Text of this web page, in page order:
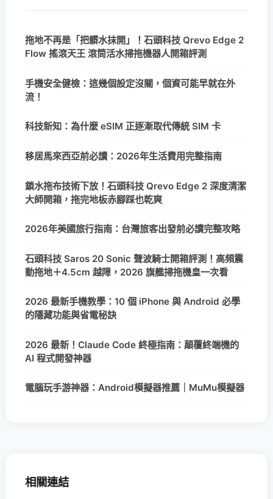
拖地不再是「把髒水抹開」！石頭科技 Qrevo Edge 2
Flow 搖滾天王 滾筒活水掃拖機器人開箱評測
手機安全健檢：這幾個設定沒關，個資可能早就在外
流！
科技新知：為什麼 eSIM 正逐漸取代傳統 SIM 卡
移居馬來西亞前必讀：2026年生活費用完整指南
鎖水拖布技術下放！石頭科技 Qrevo Edge 2 深度清潔
大師開箱，拖完地板赤腳踩也乾爽
2026年美國旅行指南：台灣旅客出發前必讀完整攻略
石頭科技 Saros 20 Sonic 聲波騎士開箱評測！高頻震
動拖地＋4.5cm 越障，2026 旗艦掃拖機皇一次看
2026 最新手機教學：10 個 iPhone 與 Android 必學
的隱藏功能與省電秘訣
2026 最新！Claude Code 終極指南：顛覆終端機的
AI 程式開發神器
電腦玩手游神器：Android模擬器推薦｜MuMu模擬器
相關連結